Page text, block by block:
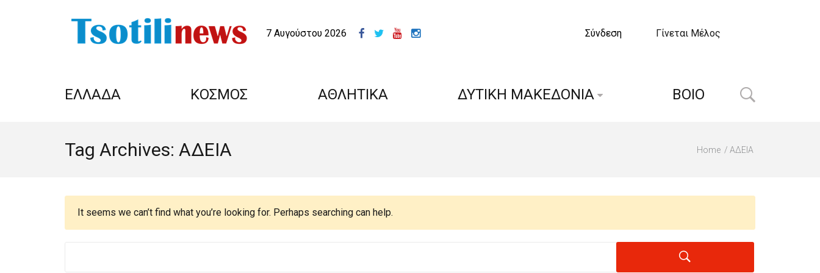
7 Αυγούστου 2026 Σύνδεση Γίνεται Μέλος
ΕΛΛΑΔΑ ΚΟΣΜΟΣ ΑΘΛΗΤΙΚΑ ΔΥΤΙΚΗ ΜΑΚΕΔΟΝΙΑ ΒΟΙΟ
Tag Archives: ΑΔΕΙΑ Home ΑΔΕΙΑ
It seems we can’t find what you’re looking for. Perhaps searching can help.